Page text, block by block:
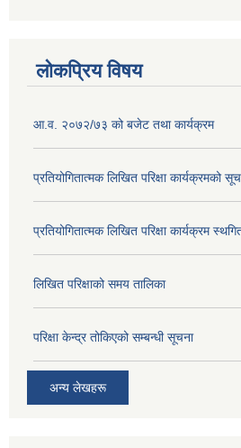
लोकप्रिय विषय
आ.व. २०७२/७३ को बजेट तथा कार्यक्रम
प्रतियोगितात्मक लिखित परिक्षा कार्यक्रमको
प्रतियोगितात्मक लिखित परिक्षा कार्यक्रम
लिखित परिक्षाको समय तालिका
परिक्षा केन्द्र तोकिएको सम्बन्धी सूचना
अन्य लेखहरू